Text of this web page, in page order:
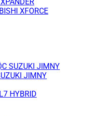
XFORCE
SUZUKI JIMNY
JIMNY
HYBRID